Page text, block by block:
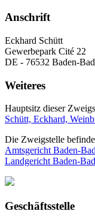
Anschrift
Eckhard Schütt
Gewerbepark Cité 22
DE - 76532 Baden-
Weiteres
Hauptsitz dieser
Schütt, Eckhard,
Die Zweigstelle
Amtsgericht Baden-
Landgericht Baden-
Geschäftsstelle